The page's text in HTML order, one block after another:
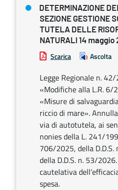
DETERMINAZIONE
SEZIONE GESTIONE
TUTELA DELLE
NATURALI 14 maggio
Scarica Ascolta
Legge Regionale n.
«Modifiche alla L.R.
«Misure di
riccio di mare».
via di autotutela, ai
nonies della L. 241/
706/2025, della
della D.D.S. n. 53/
cautelativa
spesa.